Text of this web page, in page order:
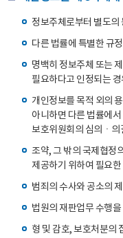
정보주체로부터 별도의
다른 법률에 특별한 규
명백히 정보주체 또는
필요하다고 인정되는 경
개인정보를 목적 외의
아니하면 다른 법률에
보호위원회의 심의ㆍ의
조약, 그 밖의 국제협정
제공하기 위하여 필요한
범죄의 수사와 공소의
법원의 재판업무 수행
형 및 감호, 보호처분의